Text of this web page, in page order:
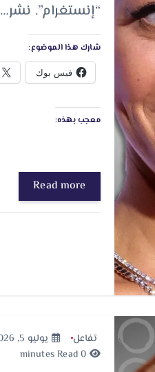
“إنستغرام”. نشر…
شارك هذا الموضوع:
فيس بوك
معجب بهذه:
Read more
تفاعل يوليو 5, 2026